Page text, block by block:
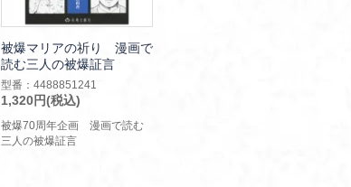
被爆マリアの祈り 漫画で
読む三人の被爆証言
型番：4488851241
1,320円(税込)
被爆70周年企画 漫画で読む
三人の被爆証言